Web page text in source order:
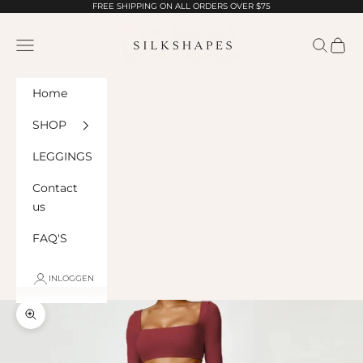
FREE SHIPPING ON ALL ORDERS OVER $75
Menu Zoeken
Home
SHOP
LEGGINGS
Contact
us
FAQ'S
INLOGGEN
In-/uitzoomen